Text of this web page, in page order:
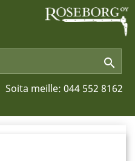

Soita meille: 044 552 8162